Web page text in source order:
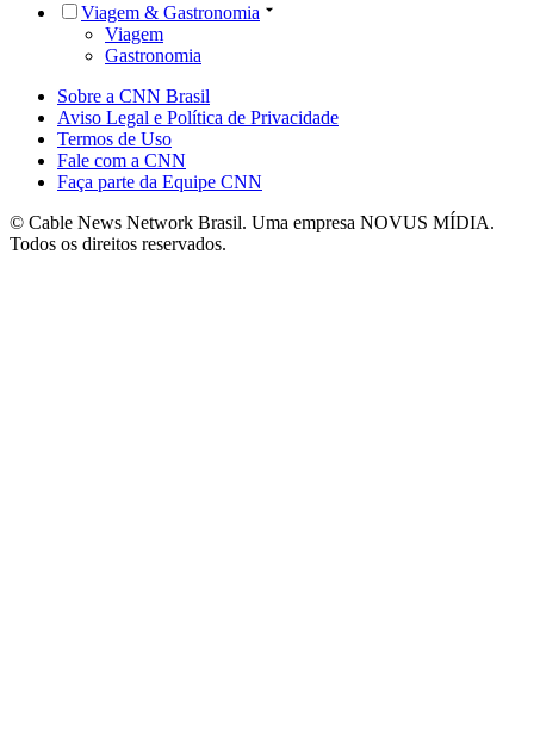
Viagem & Gastronomia
Viagem
Gastronomia
Sobre a CNN Brasil
Aviso Legal e Política de Privacidade
Termos de Uso
Fale com a CNN
Faça parte da Equipe CNN
© Cable News Network Brasil. Uma empresa NOVUS MÍDIA.
Todos os direitos reservados.